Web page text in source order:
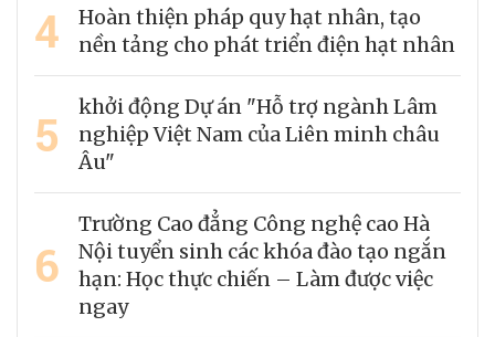
4
Hoàn thiện pháp quy hạt nhân, tạo
nền tảng cho phát triển điện hạt nhân
5
khởi động Dự án "Hỗ trợ ngành Lâm
nghiệp Việt Nam của Liên minh châu
Âu"
6
Trường Cao đẳng Công nghệ cao Hà
Nội tuyển sinh các khóa đào tạo ngắn
hạn: Học thực chiến – Làm được việc
ngay